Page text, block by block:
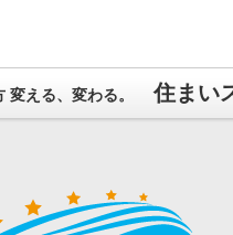
変える、変わる。 住まい